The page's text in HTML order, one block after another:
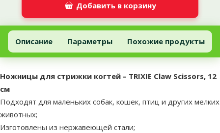
Добавить в корзину
Ножницы для стрижки когтей – TRIXIE Claw Scissors, 12 см
Добавить в корзину
Описание Параметры Похожие продукты
В начало страницы
superzoo.product.detail.content
Ножницы для стрижки когтей – TRIXIE Claw Scissors, 12
см
Подходят для маленьких собак, кошек, птиц и других мелких
животных;
Изготовлены из нержавеющей стали;